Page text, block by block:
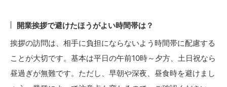
開業挨拶で避けたほうがよい時間帯は？
挨拶の訪問は、相手に負担にならないよう時間帯に配慮する
ことが大切です。基本は平日の午前10時～夕方、土日祝なら
昼過ぎが無難です。ただし、早朝や深夜、昼食時を避けまし